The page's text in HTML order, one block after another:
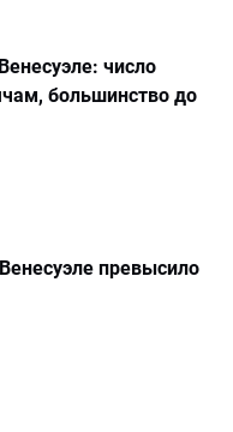
число
большинство до
превысило